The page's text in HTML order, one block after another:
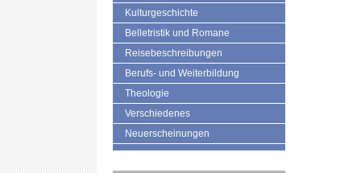
Kulturgeschichte
Belletristik und Romane
Reisebeschreibungen
Berufs- und Weiterbildung
Theologie
Verschiedenes
Neuerscheinungen